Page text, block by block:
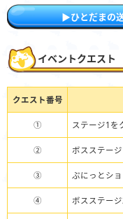
▶ひとだまの
イベントクエスト
クエスト番号
① ステージ1を
② ボスステー
③ ぷにっとシ
④ ボスステー